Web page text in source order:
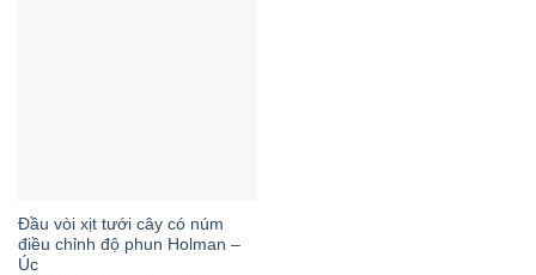
Đầu vòi xịt tưới cây có núm
điều chỉnh độ phun Holman –
Úc